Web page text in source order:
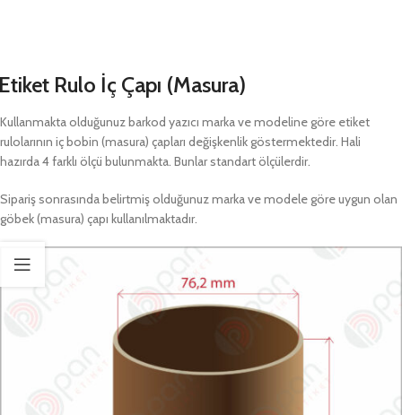
Rulo İç Çapı (Masura)
Kullanmakta olduğunuz barkod yazıcı marka ve modeline göre etiket
rulolarının iç bobin (masura) çapları değişkenlik göstermektedir. Hali
hazırda 4 farklı ölçü bulunmakta. Bunlar standart ölçülerdir.
Sipariş sonrasında belirtmiş olduğunuz marka ve modele göre uygun olan
göbek (masura) çapı kullanılmaktadır.